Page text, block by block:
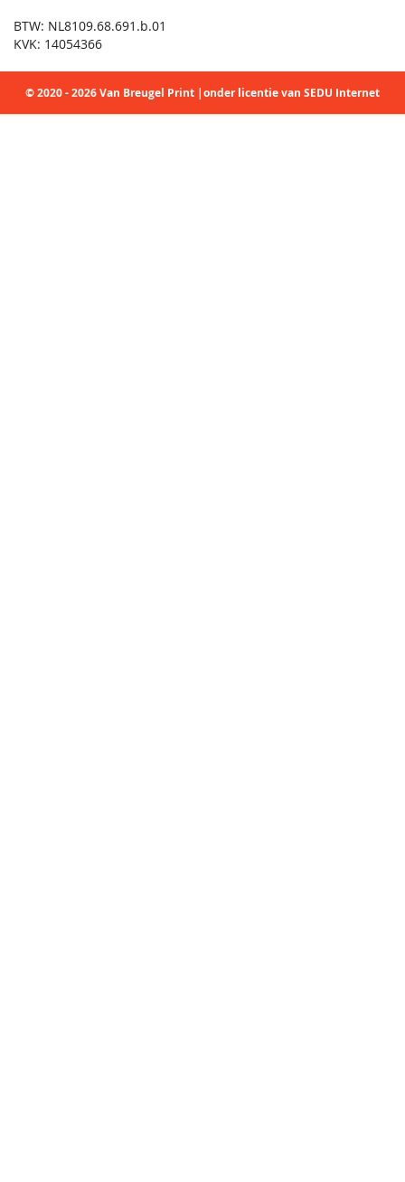
BTW: NL8109.68.691.b.01
KVK: 14054366
© 2020 - 2026 Van Breugel Print |onder licentie van SEDU Internet